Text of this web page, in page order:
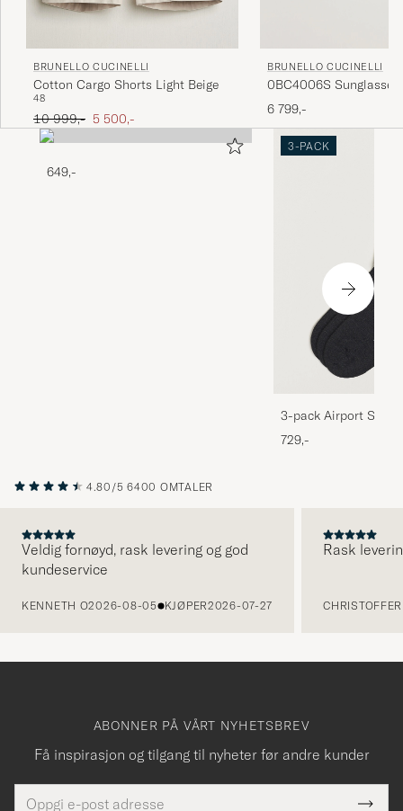
BRUNELLO CUCINELLI
Cotton Cargo Shorts Light Beige
48
Ordinær pris
10 999,- Nedsatt pris
5 500,-
BRUNELLO CUCINELLI
0BC4006S Sunglasses
6 799,-
649,-
3-PACK
3-pack Airport
Melange
729,-
4.80/5 6400 OMTALER
Veldig fornøyd, rask levering og god
kundeservice
KENNETH O2026-08-05 KJØPER2026-07-27
Rask
ABONNER PÅ VÅRT NYHETSBREV
Få inspirasjon og tilgang til nyheter før andre kunder
Tack